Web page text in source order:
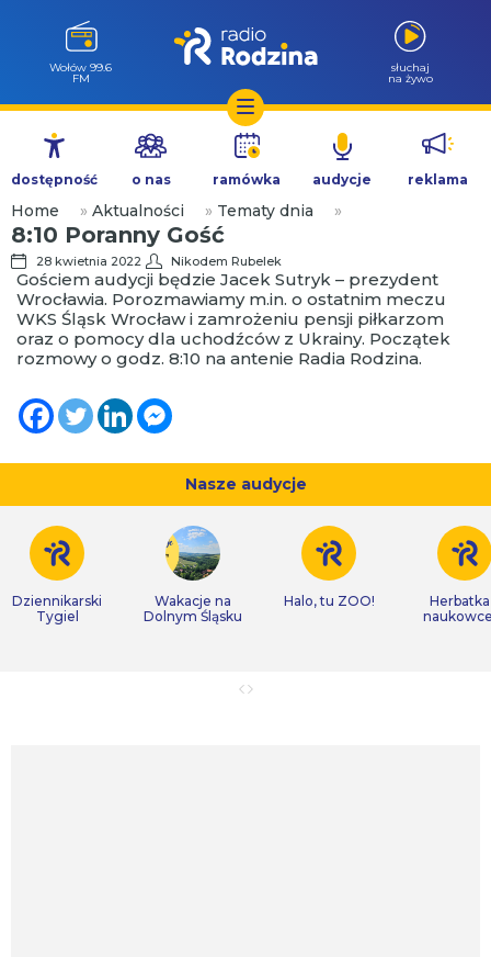
Przejdź
treści
Wołów 99.6
FM
słuchaj
na żywo
dostępność o nas ramówka audycje reklama
Home » Aktualności » Tematy dnia »
8:10 Poranny Gość
28 kwietnia 2022 Nikodem Rubelek
Gościem audycji będzie Jacek Sutryk – prezydent
Wrocławia. Porozmawiamy m.in. o ostatnim meczu
WKS Śląsk Wrocław i zamrożeniu pensji piłkarzom
oraz o pomocy dla uchodźców z Ukrainy. Początek
rozmowy o godz. 8:10 na antenie Radia Rodzina.
Nasze audycje
Dziennikarski
Tygiel
Wakacje na
Dolnym Śląsku
Halo, tu ZOO!